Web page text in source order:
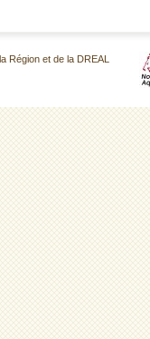
Région et de la DREAL